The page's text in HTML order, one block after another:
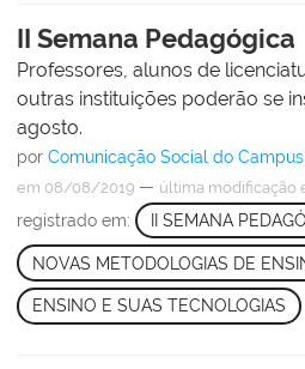
II Semana Pedagógica
Professores, alunos de
outras instituições poderão se
agosto.
por Comunicação Social do
em 08/08/2019 — última modificação
registrado em: II SEMANA
NOVAS METODOLOGIAS DE
ENSINO E SUAS TECNOLOGIAS